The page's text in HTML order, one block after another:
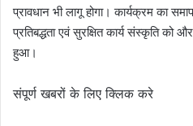
प्रावधान भी लागू होगा। कार्यक्रम का
प्रतिबद्धता एवं सुरक्षित कार्य संस्कृति
हुआ।
संपूर्ण खबरों के लिए क्लिक करे